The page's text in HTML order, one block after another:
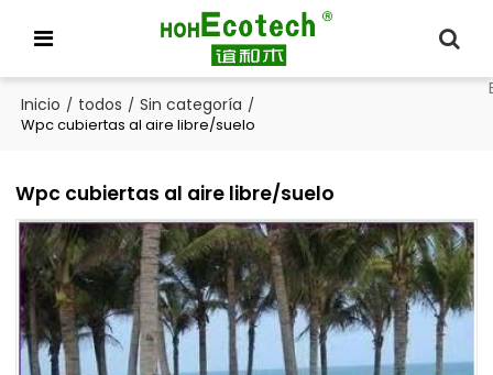
Inicio / todos / Sin categoría /
Wpc cubiertas al aire libre/suelo
Wpc cubiertas al aire libre/suelo